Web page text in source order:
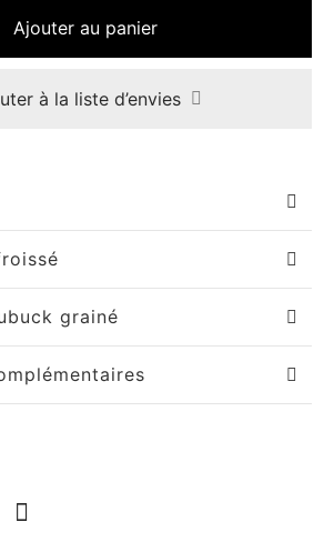
Ajouter au panier
à la liste d’envies
grainé